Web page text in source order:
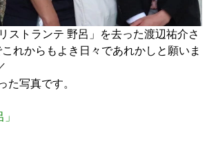
ストランテ 野呂」を去った渡辺祐介さ
れからもよき日々であれかしと願いま
た写真です。